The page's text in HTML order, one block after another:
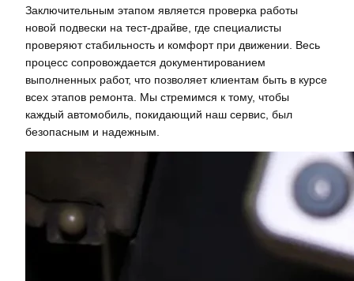
Заключительным этапом является проверка работы
новой подвески на тест-драйве, где специалисты
проверяют стабильность и комфорт при движении. Весь
процесс сопровождается документированием
выполненных работ, что позволяет клиентам быть в курсе
всех этапов ремонта. Мы стремимся к тому, чтобы
каждый автомобиль, покидающий наш сервис, был
безопасным и надежным.